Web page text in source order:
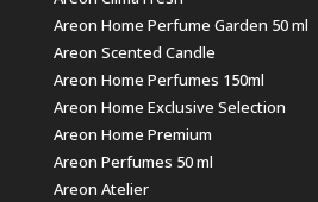
Areon Home Perfume Garden 50 ml
Areon Scented Candle
Areon Home Perfumes 150ml
Areon Home Exclusive Selection
Areon Home Premium
Areon Perfumes 50 ml
Areon Atelier